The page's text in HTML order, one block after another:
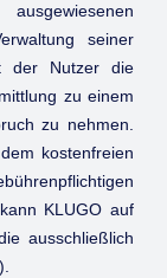
seiner
der Nutzer die
zu einem
zu nehmen.
kostenfreien
KLUGO auf
ausschließlich